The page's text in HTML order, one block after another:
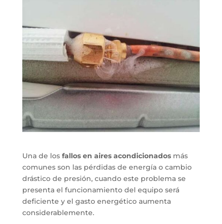
Una de losfallos en aires acondicionados más
comunes son las pérdidas de energía o cambio
drástico de presión, cuando este problema se
presenta el funcionamiento del equipo será
deficiente y el gasto energético aumenta
considerablemente.